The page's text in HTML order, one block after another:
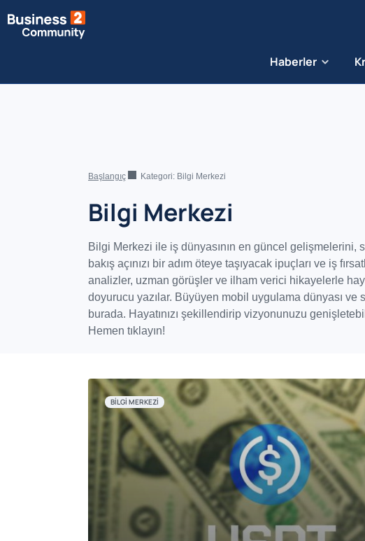
Haberler
Başlangıç Kategori: Bilgi Merkezi
Bilgi Merkezi
Bilgi Merkezi ile iş dünyasının en güncel gelişmelerini,
bakış açınızı bir adım öteye taşıyacak ipuçları ve iş
analizler, uzman görüşler ve ilham verici hikayelerle
doyurucu yazılar. Büyüyen mobil uygulama dünyası
burada. Hayatınızı şekillendirip vizyonunuzu
Hemen tıklayın!
BILGI MERKEZI